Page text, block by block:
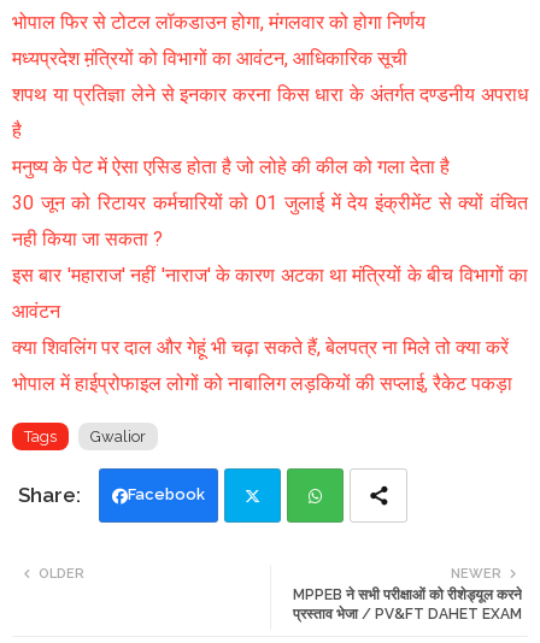
भोपाल फिर से टोटल लॉकडाउन होगा, मंगलवार को होगा निर्णय
मध्यप्रदेश म़ंत्रियों को विभागों का आवंटन, आधिकारिक सूची
शपथ या प्रतिज्ञा लेने से इनकार करना किस धारा के अंतर्गत दण्डनीय अपराध
है
मनुष्य के पेट में ऐसा एसिड होता है जो लोहे की कील को गला देता है
30 जून को रिटायर कर्मचारियों को 01 जुलाई में देय इंक्रीमेंट से क्यों वंचित
नही किया जा सकता ?
इस बार 'महाराज' नहीं 'नाराज' के कारण अटका था मंत्रियों के बीच विभागों का
आवंटन
क्या शिवलिंग पर दाल और गेहूं भी चढ़ा सकते हैं, बेलपत्र ना मिले तो क्या करें
भोपाल में हाईप्रोफाइल लोगों को नाबालिग लड़कियों की सप्लाई, रैकेट पकड़ा
Tags Gwalior
Facebook
ats
NEWER
MPPEB ने सभी परीक्षाओं को रीशेड्यूल करने
प्रस्ताव भेजा / PV&FT DAHET EXAM
OLDER